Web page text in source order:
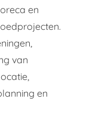
en
van
en